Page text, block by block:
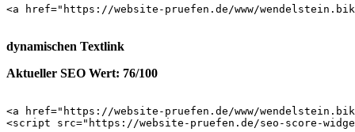
<a href="https://website-pruefen.de/www/
dynamischen Textlink
Aktueller SEO Wert: 76/100
<a href="https://website-pruefen.de/www/